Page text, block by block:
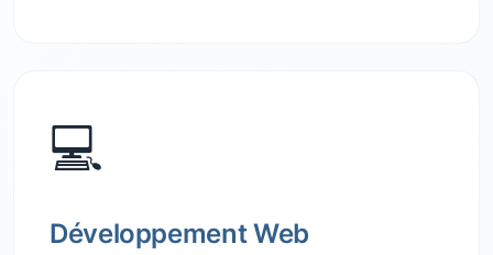
💻
Développement Web